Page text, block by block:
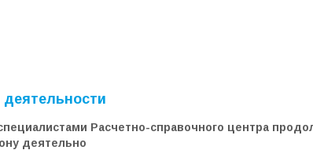
Расчетно-справочного центра
деятельно